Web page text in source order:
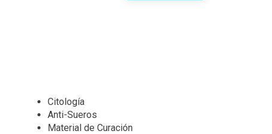
Citología
Anti-Sueros
Material de Curación